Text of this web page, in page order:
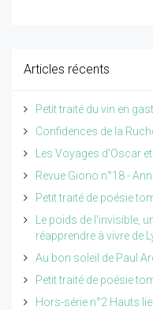
Articles récents
Petit traité du vin en
Confidences de la
Les Voyages d'Oscar
Revue Giono n°18 -
Petit traité de poésie
Le poids de l'invisible,
réapprendre à vivre de
Au bon soleil de Paul
Petit traité de poésie
Hors-série n°2 Hauts